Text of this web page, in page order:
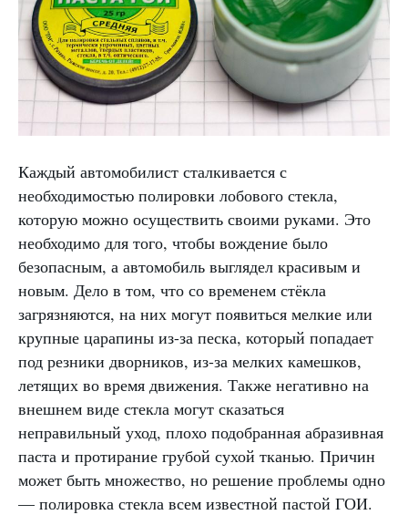
Каждый автомобилист сталкивается с
необходимостью полировки лобового стекла,
которую можно осуществить своими руками. Это
необходимо для того, чтобы вождение было
безопасным, а автомобиль выглядел красивым и
новым. Дело в том, что со временем стёкла
загрязняются, на них могут появиться мелкие или
крупные царапины из-за песка, который попадает
под резники дворников, из-за мелких камешков,
летящих во время движения. Также негативно на
внешнем виде стекла могут сказаться
неправильный уход, плохо подобранная абразивная
паста и протирание грубой сухой тканью. Причин
может быть множество, но решение проблемы одно
— полировка стекла всем известной пастой ГОИ.